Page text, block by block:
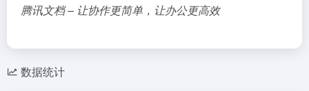
腾讯文档 – 让协作更简单，让办公更高效
数据统计